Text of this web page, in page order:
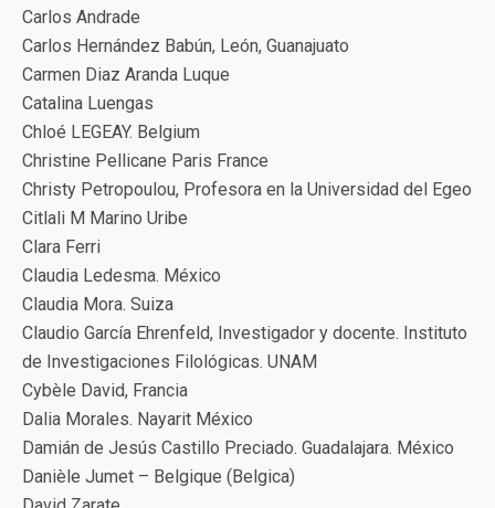
Carlos Andrade
Carlos Hernández Babún, León, Guanajuato
Carmen Diaz Aranda Luque
Catalina Luengas
Chloé LEGEAY. Belgium
Christine Pellicane Paris France
Christy Petropoulou, Profesora en la Universidad del Egeo
Citlali M Marino Uribe
Clara Ferri
Claudia Ledesma. México
Claudia Mora. Suiza
Claudio García Ehrenfeld, Investigador y docente. Instituto
de Investigaciones Filológicas. UNAM
Cybèle David, Francia
Dalia Morales. Nayarit México
Damián de Jesús Castillo Preciado. Guadalajara. México
Danièle Jumet – Belgique (Belgica)